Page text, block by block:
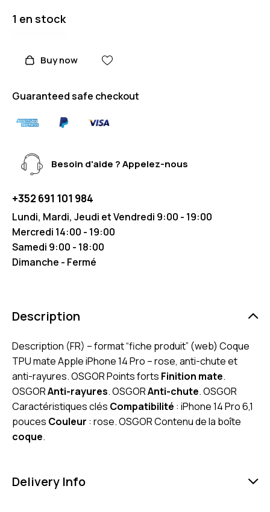
1 en stock
Buy now
Guaranteed safe checkout
Besoin d'aide ? Appelez-nous
+352 691 101 984
Lundi, Mardi, Jeudi et Vendredi 9:00 - 19:00
Mercredi 14:00 - 19:00
Samedi 9:00 - 18:00
Dimanche - Fermé
Description
Description (FR) – format “fiche produit” (web) Coque
TPU mate Apple iPhone 14 Pro – rose, anti-chute et
anti-rayures. OSGOR Points forts Finition mate.
OSGORAnti-rayures. OSGORAnti-chute. OSGOR
Caractéristiques clés Compatibilité : iPhone 14 Pro 6,1
pouces Couleur : rose. OSGOR Contenu de la boîte
coque.
Delivery Info